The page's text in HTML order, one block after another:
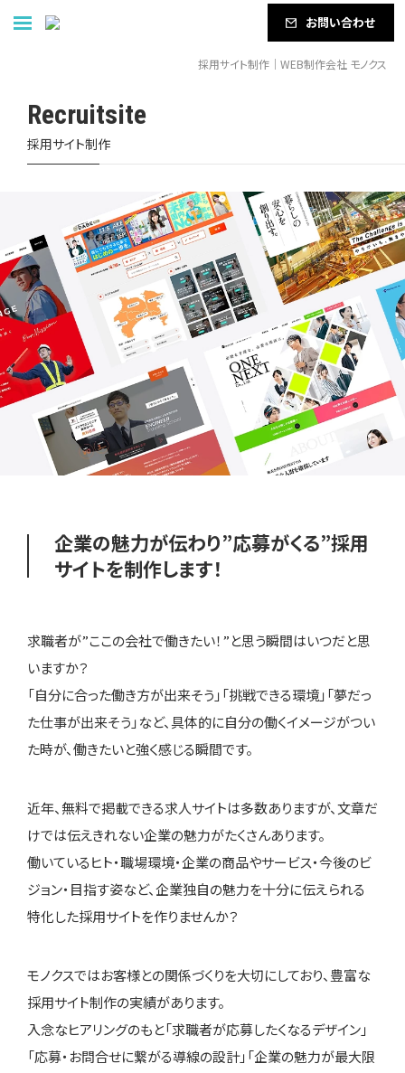
お問い合わせ
採用サイト制作｜WEB制作会社 モノクス
Recruitsite
採用サイト制作
企業の魅力が伝わり”応募がくる”採用
サイトを制作します！
求職者が”ここの会社で働きたい！”と思う瞬間はいつだと思
いますか？
「自分に合った働き方が出来そう」「挑戦できる環境」「夢だっ
た仕事が出来そう」など、具体的に自分の働くイメージがつい
た時が、働きたいと強く感じる瞬間です。
近年、無料で掲載できる求人サイトは多数ありますが、文章だ
けでは伝えきれない企業の魅力がたくさんあります。
働いているヒト・職場環境・企業の商品やサービス・今後のビ
ジョン・目指す姿など、企業独自の魅力を十分に伝えられる
特化した採用サイトを作りませんか？
モノクスではお客様との関係づくりを大切にしており、豊富な
採用サイト制作の実績があります。
入念なヒアリングのもと「求職者が応募したくなるデザイン」
「応募・お問合せに繋がる導線の設計」「企業の魅力が最大限